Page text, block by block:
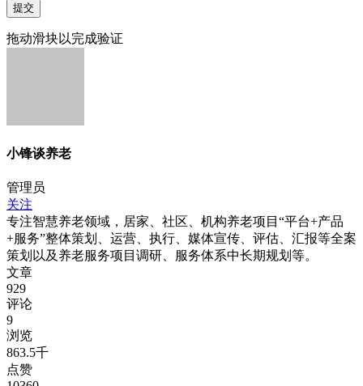
提交
拖动滑块以完成验证
小锋谈养老
管理员
关注
专注智慧养老领域，居家、社区、机构养老项目“平台+产品
+服务”整体策划、运营、执行、媒体宣传、评估、汇报等全案
策划以及养老服务项目调研、服务体系中长期规划等。
文章
929
评论
9
浏览
863.5千
点赞